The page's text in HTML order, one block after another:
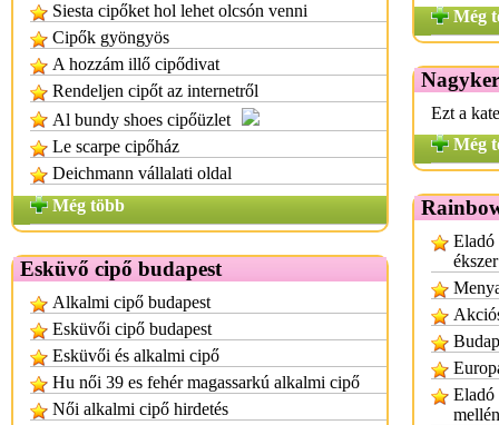
Siesta cipőket hol lehet olcsón venni
Cipők gyöngyös
A hozzám illő cipődivat
Rendeljen cipőt az internetről
Al bundy shoes cipőüzlet
Le scarpe cipőház
Deichmann vállalati oldal
Még több
Esküvő cipő budapest
Alkalmi cipő budapest
Esküvői cipő budapest
Esküvői és alkalmi cipő
Hu női 39 es fehér magassarkú alkalmi cipő
Női alkalmi cipő hirdetés
Még
Ezt a
Még
Eladó
Eladó